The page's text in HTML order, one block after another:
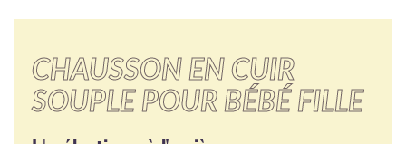
CHAUSSON EN CUIR
SOUPLE POUR BÉBÉ FILLE